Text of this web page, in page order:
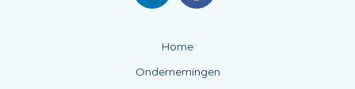
Home
Ondernemingen